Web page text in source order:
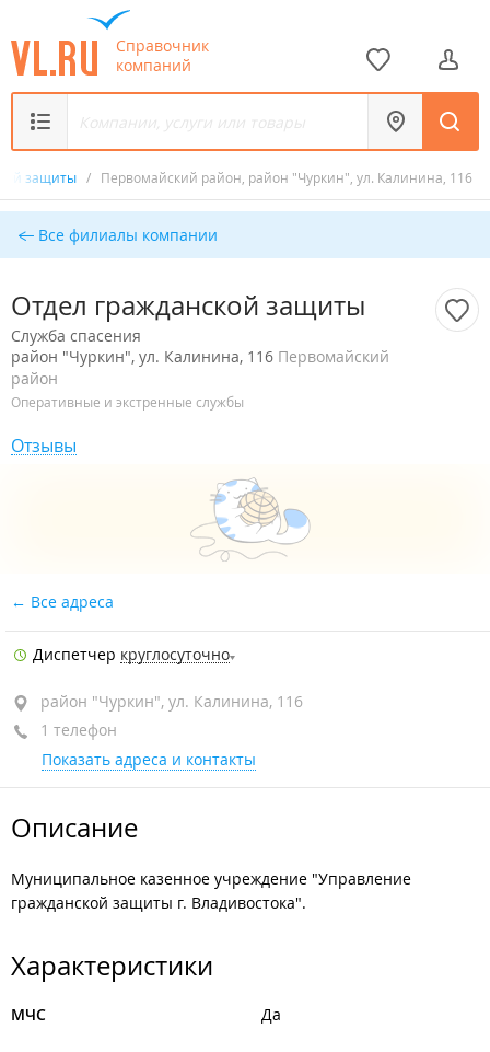
Справочник
компаний
защиты / Первомайский район, район "Чуркин", ул. Калинина, 116
Все филиалы компании
Отдел гражданской защиты
Служба спасения
район "Чуркин", ул. Калинина, 116 Первомайский
район
Оперативные и экстренные службы
Отзывы
Все адреса
Диспетчер круглосуточно
район "Чуркин", ул. Калинина, 116
1 телефон
Показать адреса и контакты
Описание
Муниципальное казенное учреждение "Управление
гражданской защиты г. Владивостока".
Характеристики
МЧС Да